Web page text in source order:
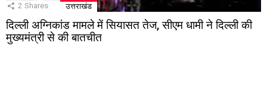
2 Shares उत्तराखंड
दिल्ली अग्निकांड मामले में सियासत तेज, सीएम धामी ने दिल्ली की
मुख्यमंत्री से की बातचीत